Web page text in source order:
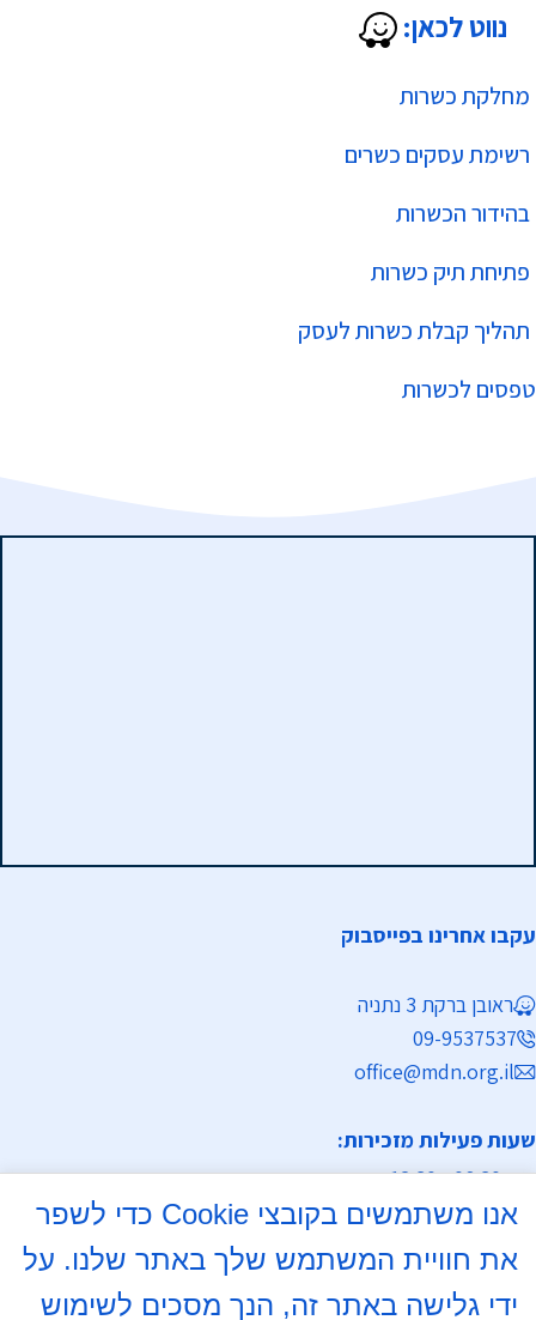
מחלקת כשרות
רשימת עסקים כשרים
בהידור הכשרות
פתיחת תיק כשרות
תהליך קבלת כשרות לעסק
טפסים לכשרות
נווט לכאן:
עקבו אחרינו בפייסבוק
ראובן ברקת 3 נתניה
09-9537537
office@mdn.org.il
שעות פעילות מזכירות:
א-ה 08:30 - 12:30
א, ד 16:00- 18:00
אנו משתמשים בקובצי Cookie כדי לשפר
את חוויית המשתמש שלך באתר שלנו. על
ידי גלישה באתר זה, הנך מסכים לשימוש